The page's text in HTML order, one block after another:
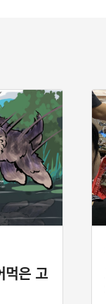
먹은 고